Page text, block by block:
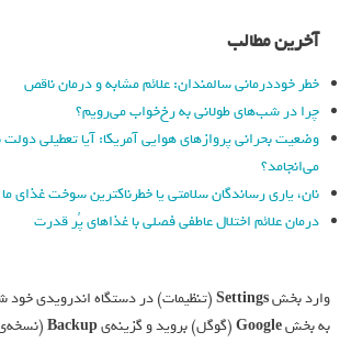
آخرین مطالب
خطر خوددرمانی سالمندان: علائم مشابه و درمان ناقص
چرا در شب‌های طولانی به رخ‌خواب می‌رویم؟
وضعیت بحرانی پروازهای هوایی آمریکا: آیا تعطیلی دولت
می‌انجامد؟
نان، یاری رساندگان سلامتی یا خطرناکترین سوخت غذای ما
درمان علائم اختلال عاطفی فصلی با غذاهای پُر قدرت
وارد بخشSettings(تنظیمات) در دستگاه اندرویدی خود
به بخشGoogle(گوگل) بروید و گزینه‌یBackup